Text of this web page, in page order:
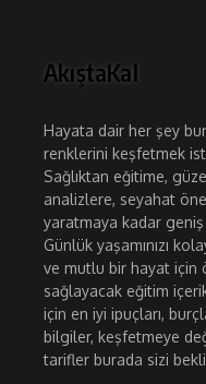
AkıştaKal
Hayata dair her şey
renklerini keşfetmek
Sağlıktan eğitime,
analizlere, seyahat
yaratmaya kadar
Günlük yaşamınızı
ve mutlu bir hayat için
sağlayacak eğitim
için en iyi ipuçları,
bilgiler, keşfetmeye
tarifler burada sizi